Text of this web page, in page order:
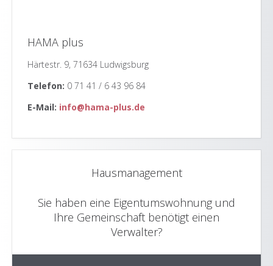
HAMA plus
Härtestr. 9, 71634 Ludwigsburg
Telefon: 0 71 41 / 6 43 96 84
E-Mail: info@hama-plus.de
Hausmanagement
Sie haben eine Eigentumswohnung und
Ihre Gemeinschaft benötigt einen
Verwalter?